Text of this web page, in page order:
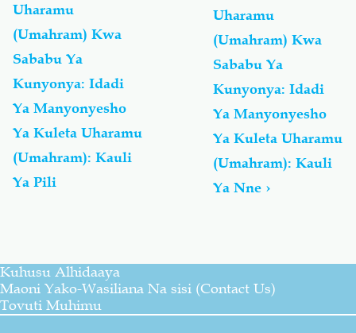
Sunnah:
كتاب
الزواج
Kitabu
Cha
Ndoa
Uharamu
(Umahram) Kwa
Sababu Ya
Kunyonya: Idadi
Ya Manyonyesho
Ya Kuleta Uharamu
(Umahram): Kauli
Ya Pili
Uharamu
(Umahram) Kwa
Sababu Ya
Kunyonya: Idadi
Ya Manyonyesho
Ya Kuleta Uharamu
(Umahram): Kauli
Ya Nne ›
Kuhusu Alhidaaya
Maoni Yako-Wasiliana Na sisi (Contact Us)
Tovuti Muhimu